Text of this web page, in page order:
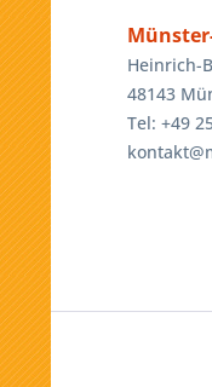
Heinrich-
48143
Tel: +49